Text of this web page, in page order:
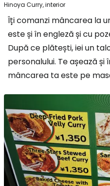
Hinoya Curry, interior
Îți comanzi mâncarea la
este și în engleză și cu
După ce plătești, iei un
personalului. Te așează
mâncarea ta este pe